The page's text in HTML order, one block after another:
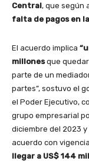
Central, que según
falta de pagos en
El acuerdo implica
millonesque
parte de un
partes”, sostuvo el
el Poder Ejecutivo,
grupo empresarial
diciembre del 2023
acuerdo con vigencia
llegar a US$ 144